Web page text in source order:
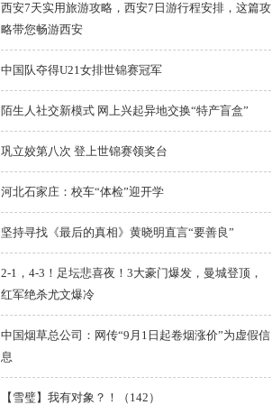
西安7天实用旅游攻略，西安7日游行程安排，这篇攻
略带您畅游西安
中国队夺得U21女排世锦赛冠军
陌生人社交新模式 网上兴起异地交换“特产盲盒”
巩立姣第八次 登上世锦赛领奖台
河北石家庄：校车“体检”迎开学
坚持寻找《最后的真相》黄晓明直言“要善良”
2-1，4-3！足坛悲喜夜！3大豪门爆发，曼城登顶，
红军绝杀尤文爆冷
中国烟草总公司：网传“9月1日起卷烟涨价”为虚假信
息
【雪璧】我有对象？！（142）